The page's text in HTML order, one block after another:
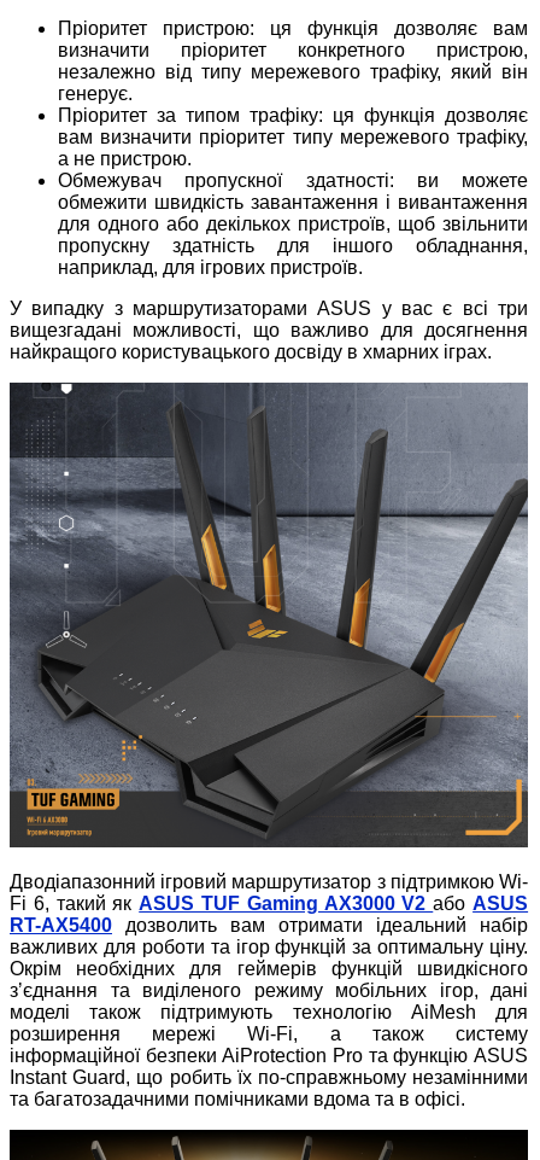
Пріоритет пристрою: ця функція дозволяє вам
визначити пріоритет конкретного пристрою,
незалежно від типу мережевого трафіку, який він
генерує.
Пріоритет за типом трафіку: ця функція дозволяє
вам визначити пріоритет типу мережевого трафіку,
а не пристрою.
Обмежувач пропускної здатності: ви можете
обмежити швидкість завантаження і вивантаження
для одного або декількох пристроїв, щоб звільнити
пропускну здатність для іншого обладнання,
наприклад, для ігрових пристроїв.
У випадку з маршрутизаторами ASUS у вас є всі три
вищезгадані можливості, що важливо для досягнення
найкращого користувацького досвіду в хмарних іграх.
Дводіапазонний ігровий маршрутизатор з підтримкою Wi-
Fi 6, такий якASUS TUF Gaming AX3000 V2абоASUS
RT-AX5400 дозволить вам отримати ідеальний набір
важливих для роботи та ігор функцій за оптимальну ціну.
Окрім необхідних для геймерів функцій швидкісного
зʼєднання та виділеного режиму мобільних ігор, дані
моделі також підтримують технологію AiMesh для
розширення мережі Wi-Fi, а також систему
інформаційної безпеки AiProtection Pro та функцію ASUS
Instant Guard, що робить їх по-справжньому незамінними
та багатозадачними помічниками вдома та в офісі.